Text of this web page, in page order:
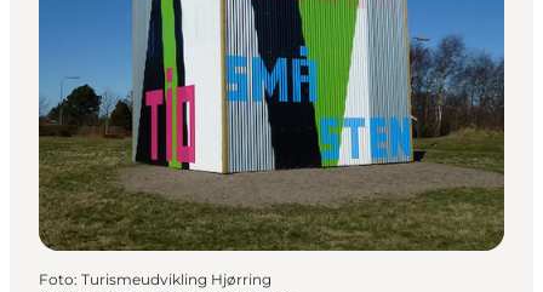
Inspiration
Unterkunft
Mach deine Urlaubsplanung
Foto: Turismeudvikling Hjørring